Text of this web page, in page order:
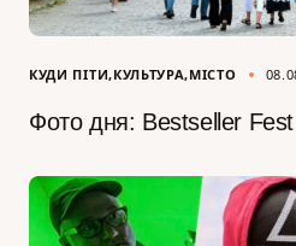
КУДИ ПІТИ КУЛЬТУРА МІСТО
Фото дня: Bestseller Fest